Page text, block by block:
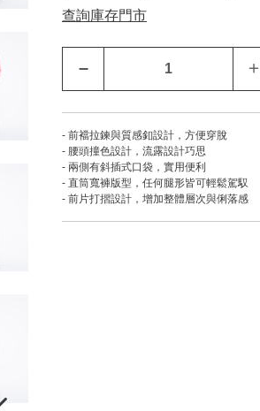
查詢庫存門市
– ＋
- 前襠拉鍊與質感釦設計，方便穿脫
- 腰頭撞色設計，流露設計巧思
- 兩側有斜插式口袋，實用便利
- 直筒寬褲版型，任何腿形皆可輕鬆駕馭
- 前片打摺設計，增加整體層次與俐落感